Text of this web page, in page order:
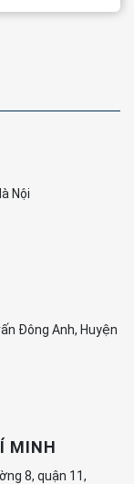
Nội
Đông Anh, Huyện
MINH
8, quận 11,